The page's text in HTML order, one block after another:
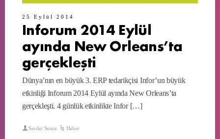
25 Eylül 2014
Inforum 2014 Eylül
ayında New Orleans’ta
gerçekleşti
Dünya’nın en büyük 3. ERP tedarikçisi Infor’un büyük
etkinliği Inforum 2014 Eylül ayında New Orleans’ta
gerçekleşti. 4 günlük etkinlikte Infor […]
Serdar Susuz Haber